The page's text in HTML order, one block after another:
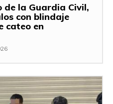
de la Guardia Civil,
con blindaje
cateo en